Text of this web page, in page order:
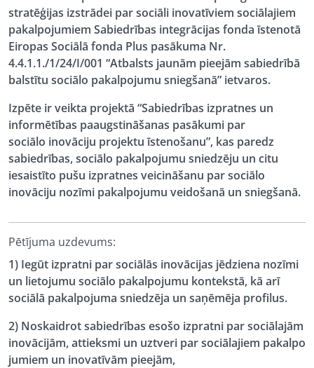
stratēģijas izstrādei par sociāli inovatīviem sociālajiem
pakalpojumiem Sabiedrības integrācijas fonda īstenotā
Eiropas Sociālā fonda Plus pasākuma Nr.
4.4.1.1./1/24/I/001 “Atbalsts jaunām pieejām sabiedrībā
balstītu sociālo pakalpojumu sniegšanā” ietvaros.
Izpēte ir veikta projektā “Sabiedrības izpratnes un
informētības paaugstināšanas pasākumi par
sociālo inovāciju projektu īstenošanu”, kas paredz
sabiedrības, sociālo pakalpojumu sniedzēju un citu
iesaistīto pušu izpratnes veicināšanu par sociālo
inovāciju nozīmi pakalpojumu veidošanā un sniegšanā.
Pētījuma uzdevums:
1) Iegūt izpratni par sociālās inovācijas jēdziena nozīmi
un lietojumu sociālo pakalpojumu kontekstā, kā arī
sociālā pakalpojuma sniedzēja un saņēmēja profilus.
2) Noskaidrot sabiedrības esošo izpratni par sociālajām
inovācijām,attieksmi un uztveri par sociālajiem pakalpo
jumiem un inovatīvām pieejām,